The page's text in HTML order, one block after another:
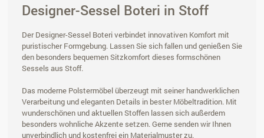
Designer-Sessel Boteri in Stoff
Der Designer-Sessel Boteri verbindet innovativen Komfort mit
puristischer Formgebung. Lassen Sie sich fallen und genießen Sie
den besonders bequemen Sitzkomfort dieses formschönen
Sessels aus Stoff.
Das moderne Polstermöbel überzeugt mit seiner handwerklichen
Verarbeitung und eleganten Details in bester Möbeltradition. Mit
wunderschönen und aktuellen Stoffen lassen sich außerdem
besonders wohnliche Akzente setzen. Gerne senden wir Ihnen
unverbindlich und kostenfrei ein Materialmuster zu.